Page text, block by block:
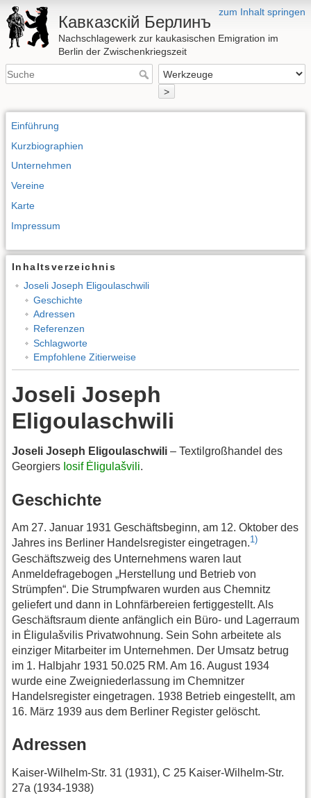
zum Inhalt springen
Кавказскій Берлинъ
Nachschlagewerk zur kaukasischen Emigration im
Berlin der Zwischenkriegszeit
>
Einführung
Kurzbiographien
Unternehmen
Vereine
Karte
Impressum
Inhaltsverzeichnis
Joseli Joseph Eligoulaschwili
Geschichte
Adressen
Referenzen
Schlagworte
Empfohlene Zitierweise
Joseli Joseph
Eligoulaschwili
Joseli Joseph Eligoulaschwili – Textilgroßhandel des
Georgiers Iosif Ėligulašvili.
Geschichte
Am 27. Januar 1931 Geschäftsbeginn, am 12. Oktober des
Jahres ins Berliner Handelsregister eingetragen.1)
Geschäftszweig des Unternehmens waren laut
Anmeldefragebogen „Herstellung und Betrieb von
Strümpfen“. Die Strumpfwaren wurden aus Chemnitz
geliefert und dann in Lohnfärbereien fertiggestellt. Als
Geschäftsraum diente anfänglich ein Büro- und Lagerraum
in Ėligulašvilis Privatwohnung. Sein Sohn arbeitete als
einziger Mitarbeiter im Unternehmen. Der Umsatz betrug
im 1. Halbjahr 1931 50.025 RM. Am 16. August 1934
wurde eine Zweigniederlassung im Chemnitzer
Handelsregister eingetragen. 1938 Betrieb eingestellt, am
16. März 1939 aus dem Berliner Register gelöscht.
Adressen
Kaiser-Wilhelm-Str. 31 (1931), C 25 Kaiser-Wilhelm-Str.
27a (1934-1938)